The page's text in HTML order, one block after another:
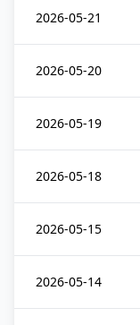
2026-05-21
2026-05-20
2026-05-19
2026-05-18
2026-05-15
2026-05-14